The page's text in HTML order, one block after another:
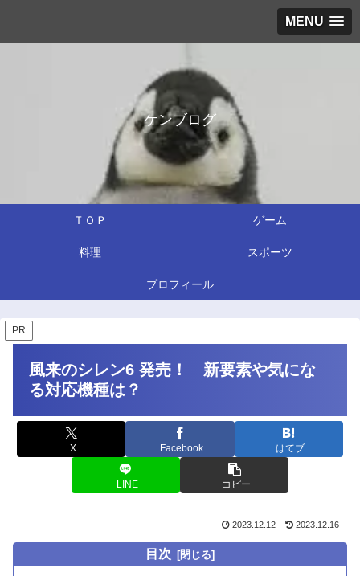
MENU
ケンブログ
ＴＯＰ ゲーム
料理 スポーツ
プロフィール
PR
風来のシレン6 発売！ 新要素や気にな
る対応機種は？
X Facebook はてブ
LINE コピー
2023.12.12 2023.12.16
目次